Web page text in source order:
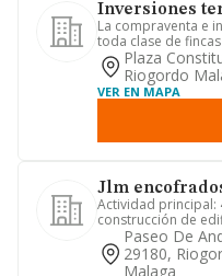
Inversiones
La compraventa e
toda clase de
la promoción y
Plaza
Riogordo
VER EN MAPA
Jlm
Actividad principal:
construcción de
otras actividades:
Paseo De
29180,
Malaga